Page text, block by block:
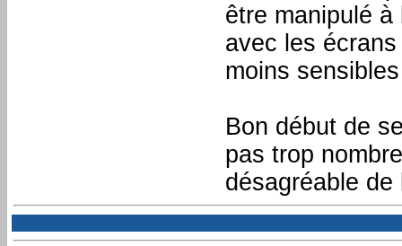
être manipulé
avec les
moins
Bon début de
pas trop
désagréable